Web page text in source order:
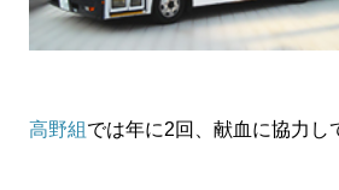
高野組 では年に2回、献血に協力し